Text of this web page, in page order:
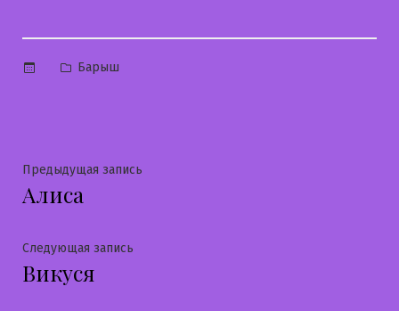
Опубликовано
Барыш
Навигация
по
записям
Предыдущая запись
Алиса
Следующая запись
Викуся